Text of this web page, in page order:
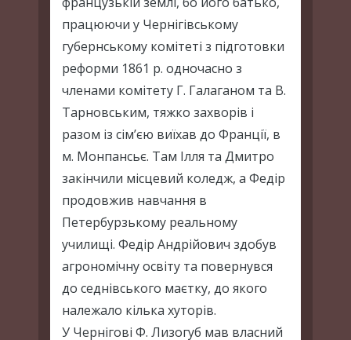
працюючи у Чернігівському
губернському комітеті з підготовки
реформи 1861 р. одночасно з
членами комітету Г. Галаганом та В.
Тарновським, тяжко захворів і
разом із сім’єю виїхав до Франції, в
м. Монпансьє. Там Ілля та Дмитро
закінчили місцевий коледж, а Федір
продовжив навчання в
Петербурзькому реальному
училищі. Федір Андрійович здобув
агрономічну освіту та повернувся
до седнівського маєтку, до якого
належало кілька хуторів.
У Чернігові Ф. Лизогуб мав власний